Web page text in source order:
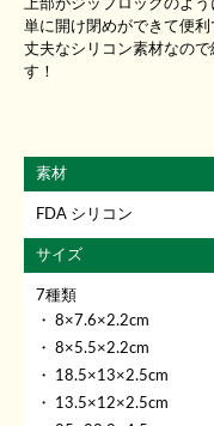
上部がジップロックのよ
単に開け閉めができて便利
丈夫なシリコン素材なの
す！
素材
FDA シリコン
サイズ
7種類
8×7.6×2.2cm
8×5.5×2.2cm
18.5×13×2.5cm
13.5×12×2.5cm